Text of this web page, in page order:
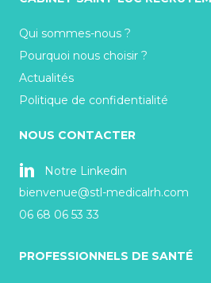
Qui sommes-nous ?
Pourquoi nous choisir ?
Actualités
Politique de confidentialité
NOUS CONTACTER
Notre Linkedin
bienvenue@stl-medicalrh.com
06 68 06 53 33
PROFESSIONNELS DE SANTÉ